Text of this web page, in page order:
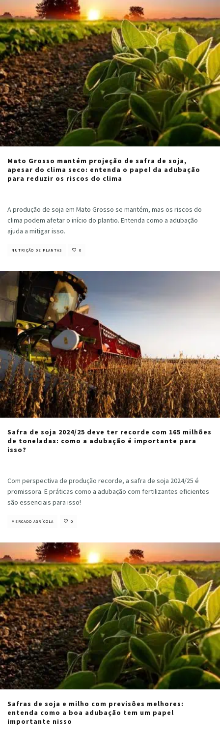
Mato Grosso mantém projeção de safra de soja,
apesar do clima seco: entenda o papel da adubação
para reduzir os riscos do clima
A produção de soja em Mato Grosso se mantém, mas os riscos do
clima podem afetar o início do plantio. Entenda como a adubação
ajuda a mitigar isso.
NUTRIÇÃO DE PLANTAS 0
Safra de soja 2024/25 deve ter recorde com 165 milhões
de toneladas: como a adubação é importante para
isso?
Com perspectiva de produção recorde, a safra de soja 2024/25 é
promissora. E práticas como a adubação com fertilizantes eficientes
são essenciais para isso!
MERCADO AGRÍCOLA 0
Safras de soja e milho com previsões melhores:
entenda como a boa adubação tem um papel
importante nisso